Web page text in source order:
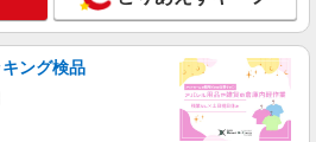
グレードに合わせて2500〜5000円/月支
対象 【役割手当】 CSA（チ
ルスアドバイザー）に昇格すると16600
゜
円支給(規定有) お友達を紹介頂く
県糟屋郡粕屋町
詳細を見る
ング検品